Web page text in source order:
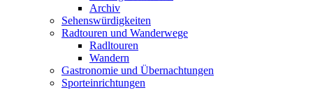
Archiv
Sehenswürdigkeiten
Radtouren und Wanderwege
Radltouren
Wandern
Gastronomie und Übernachtungen
Sporteinrichtungen